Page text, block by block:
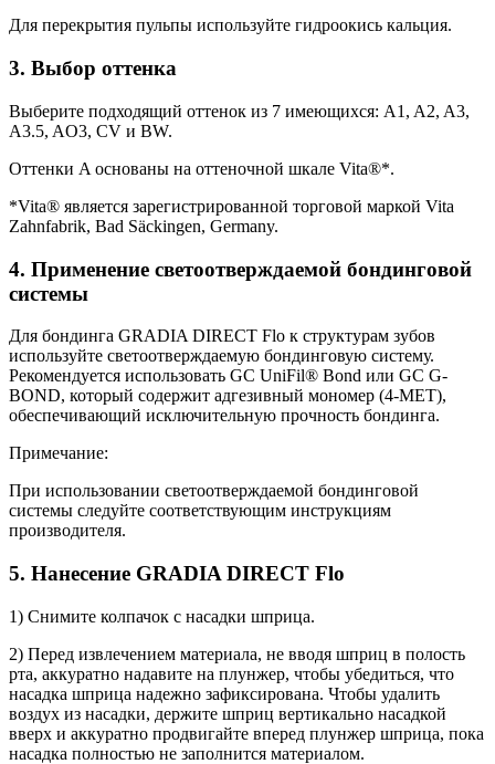
Для перекрытия пульпы используйте гидроокись кальция.
3. Выбор оттенка
Выберите подходящий оттенок из 7 имеющихся: A1, A2, A3,
A3.5, AO3, CV и BW.
Оттенки A основаны на оттеночной шкале Vita®*.
*Vita® является зарегистрированной торговой маркой Vita
Zahnfabrik, Bad Säckingen, Germany.
4. Применение светоотверждаемой бондинговой
системы
Для бондинга GRADIA DIRECT Flo к структурам зубов
используйте светоотверждаемую бондинговую систему.
Рекомендуется использовать GC UniFil® Bond или GC G-
BOND, который содержит адгезивный мономер (4-MET),
обеспечивающий исключительную прочность бондинга.
Примечание:
При использовании светоотверждаемой бондинговой
системы следуйте соответствующим инструкциям
производителя.
5. Нанесение GRADIA DIRECT Flo
1) Снимите колпачок с насадки шприца.
2) Перед извлечением материала, не вводя шприц в полость
рта, аккуратно надавите на плунжер, чтобы убедиться, что
насадка шприца надежно зафиксирована. Чтобы удалить
воздух из насадки, держите шприц вертикально насадкой
вверх и аккуратно продвигайте вперед плунжер шприца, пока
насадка полностью не заполнится материалом.